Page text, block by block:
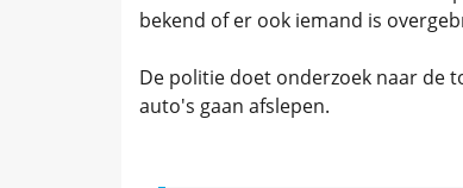
bekend of er ook iemand is
De politie doet onderzoek naar de
auto's gaan afslepen.